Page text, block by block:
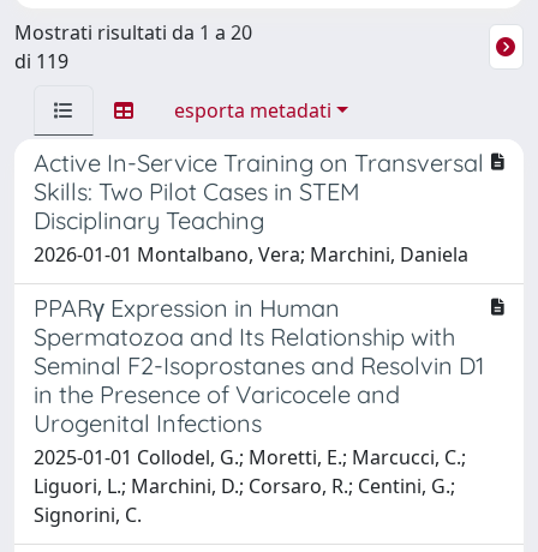
Mostrati risultati da 1 a 20
di 119
esporta metadati
Active In-Service Training on Transversal
Skills: Two Pilot Cases in STEM
Disciplinary Teaching
2026-01-01 Montalbano, Vera; Marchini, Daniela
PPARγ Expression in Human
Spermatozoa and Its Relationship with
Seminal F2-Isoprostanes and Resolvin D1
in the Presence of Varicocele and
Urogenital Infections
2025-01-01 Collodel, G.; Moretti, E.; Marcucci, C.;
Liguori, L.; Marchini, D.; Corsaro, R.; Centini, G.;
Signorini, C.